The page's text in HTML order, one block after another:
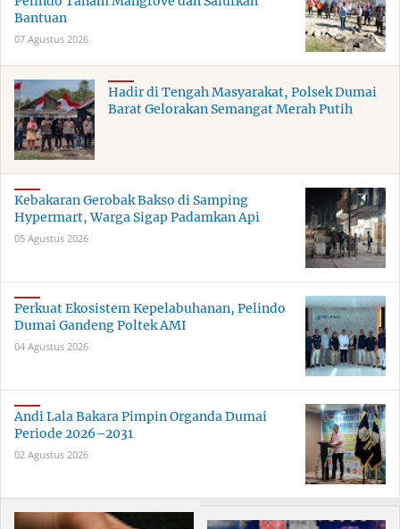
Bantuan
07 Agustus 2026
Hadir di Tengah Masyarakat, Polsek Dumai
Barat Gelorakan Semangat Merah Putih
Kebakaran Gerobak Bakso di Samping
Hypermart, Warga Sigap Padamkan Api
05 Agustus 2026
Perkuat Ekosistem Kepelabuhanan, Pelindo
Dumai Gandeng Poltek AMI
04 Agustus 2026
Andi Lala Bakara Pimpin Organda Dumai
Periode 2026–2031
02 Agustus 2026